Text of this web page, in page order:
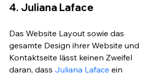
4. Juliana Laface
Das Website Layout sowie das
gesamte Design ihrer Website und
Kontaktseite lässt keinen Zweifel
daran, dass Juliana Laface ein